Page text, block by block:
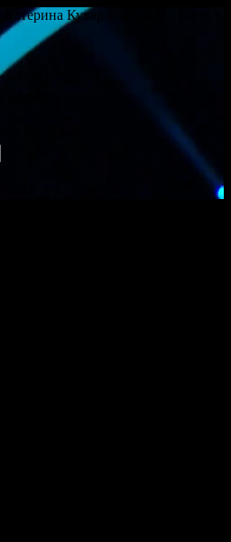
Катерина Кухар – Ф'южн – Танці з